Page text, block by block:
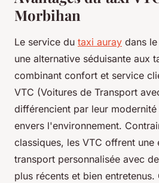
Morbihan
Le service du taxi auray dans
une alternative séduisante aux
combinant confort et service
VTC (Voitures de Transport
différencient par leur
envers l'environnement.
classiques, les VTC offrent une
transport personnalisée avec
plus récents et bien